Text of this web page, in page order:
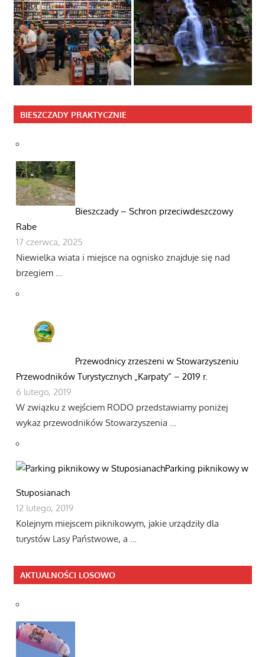
BIESZCZADY PRAKTYCZNIE
Bieszczady – Schron przeciwdeszczowy
Rabe
17 czerwca, 2025
Niewielka wiata i miejsce na ognisko znajduje się nad
brzegiem …
Przewodnicy zrzeszeni w Stowarzyszeniu
Przewodników Turystycznych „Karpaty” – 2019 r.
6 lutego, 2019
W związku z wejściem RODO przedstawiamy poniżej
wykaz przewodników Stowarzyszenia …
Parking piknikowy w
Stuposianach
12 lutego, 2019
Kolejnym miejscem piknikowym, jakie urządziły dla
turystów Lasy Państwowe, a …
AKTUALNOŚCI LOSOWO